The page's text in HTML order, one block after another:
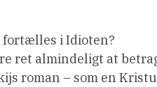
fortælles i Idioten?
ret almindeligt at
roman – som en